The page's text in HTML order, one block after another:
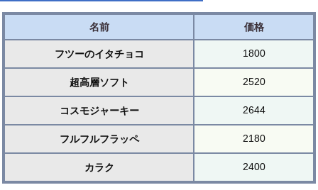
名前 価格
フツーのイタチョコ 1800
超高層ソフト 2520
コスモジャーキー 2644
フルフルフラッペ 2180
カラク 2400